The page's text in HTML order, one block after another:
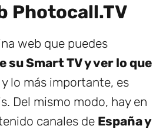
Photocall.TV
web que puedes
Smart TV y ver lo que
lo más importante, es
Del mismo modo, hay en
canales de España y